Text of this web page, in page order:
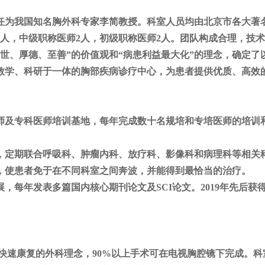
我国知名胸外科专家李简教授。科室人员均由北京市各大
，中级职称医师2人，初级职称医师2人。团队构成合理，技
、厚德、至善”的价值观和“病患利益最大化”的理念，确定
、科研于一体的胸部疾病诊疗中心，为患者提供优质、高
专科医师培训基地，每年完成数十名规培和专培医师的培
期联合呼吸科、肿瘤内科、放疗科、影像科和病理科等相
患者免于在不同科室之间奔波，并能得到最恰当的治疗。
每年发表多篇国内核心期刊论文及SCI论文。2019年先后获
速康复的外科理念，90%以上手术可在电视胸腔镜下完成。